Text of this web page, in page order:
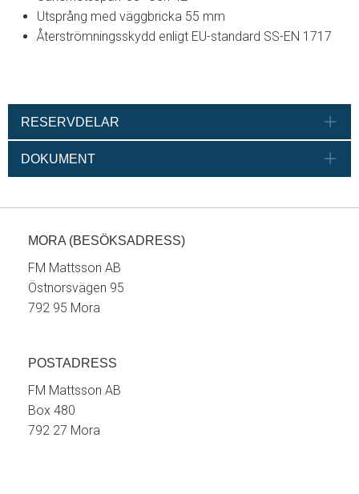
Utsprång med väggbricka 55 mm
Återströmningsskydd enligt EU-standard SS-EN 1717
RESERVDELAR
DOKUMENT
MORA (BESÖKSADRESS)
FM Mattsson AB
Östnorsvägen 95
792 95 Mora
POSTADRESS
FM Mattsson AB
Box 480
792 27 Mora